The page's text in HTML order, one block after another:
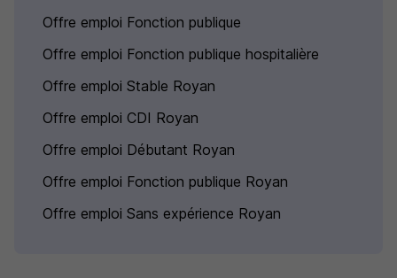
Offre emploi Fonction publique
Offre emploi Fonction publique hospitalière
Offre emploi Stable Royan
Offre emploi CDI Royan
Offre emploi Débutant Royan
Offre emploi Fonction publique Royan
Offre emploi Sans expérience Royan